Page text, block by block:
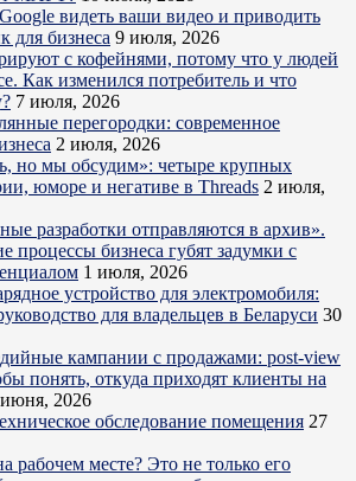
видеть ваши видео и приводить
для бизнеса 9 июля, 2026
с кофейнями, потому что у людей
Как изменился потребитель и что
7 июля, 2026
перегородки: современное
2 июля, 2026
но мы обсудим»: четыре крупных
юморе и негативе в Threads 2 июля,
разработки отправляются в архив».
процессы бизнеса губят задумки с
1 июля, 2026
устройство для электромобиля:
для владельцев в Беларуси 30
кампании с продажами: post-view
понять, откуда приходят клиенты на
2026
обследование помещения 27
рабочем месте? Это не только его